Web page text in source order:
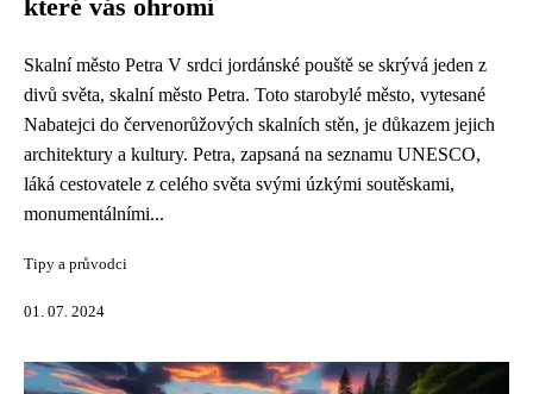
které vás ohromí
Skalní město Petra V srdci jordánské pouště se skrývá jeden z
divů světa, skalní město Petra. Toto starobylé město, vytesané
Nabatejci do červenorůžových skalních stěn, je důkazem jejich
architektury a kultury. Petra, zapsaná na seznamu UNESCO,
láká cestovatele z celého světa svými úzkými soutěskami,
monumentálními...
Tipy a průvodci
01. 07. 2024